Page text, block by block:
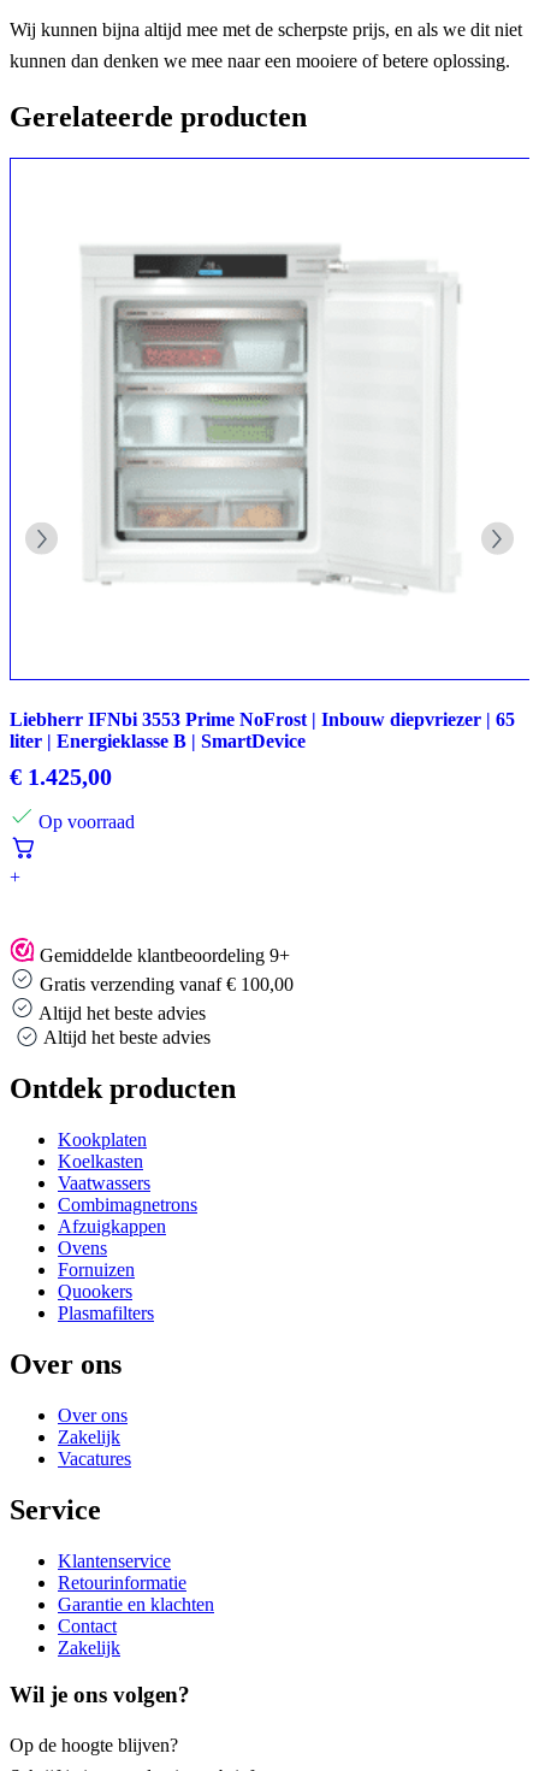
Wij kunnen bijna altijd mee met de scherpste prijs, en als we dit niet
kunnen dan denken we mee naar een mooiere of betere oplossing.
Gerelateerde producten
Liebherr IFNbi 3553 Prime NoFrost | Inbouw diepvriezer | 65
liter | Energieklasse B | SmartDevice
€ 1.425,00
Op voorraad
+
Gemiddelde klantbeoordeling 9+
Gratis verzending vanaf € 100,00
Altijd het beste advies
Altijd het beste advies
Ontdek producten
Kookplaten
Koelkasten
Vaatwassers
Combimagnetrons
Afzuigkappen
Ovens
Fornuizen
Quookers
Plasmafilters
Over ons
Over ons
Zakelijk
Vacatures
Service
Klantenservice
Retourinformatie
Garantie en klachten
Contact
Zakelijk
Wil je ons volgen?
Op de hoogte blijven?